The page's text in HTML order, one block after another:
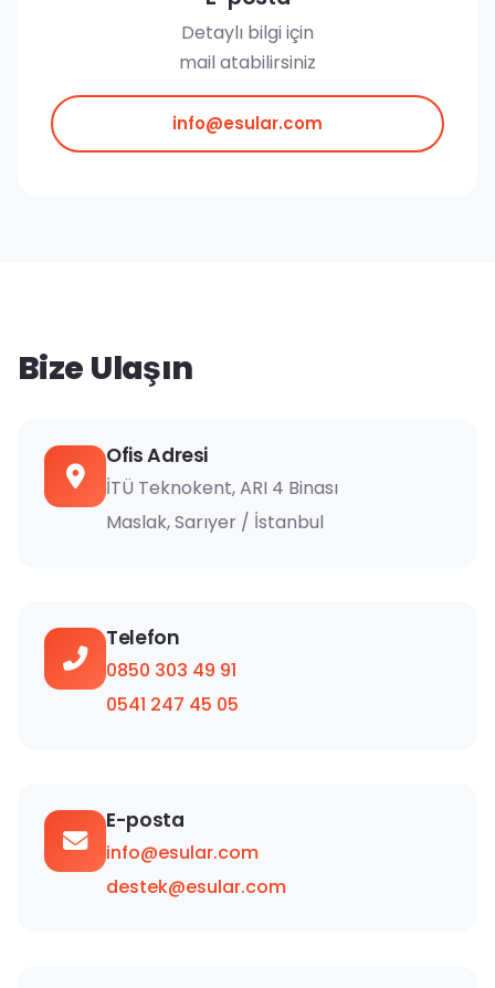
Detaylı bilgi için
mail atabilirsiniz
info@esular.com
Bize Ulaşın
Ofis Adresi
İTÜ Teknokent, ARI 4 Binası
Maslak, Sarıyer / İstanbul
Telefon
0850 303 49 91
0541 247 45 05
E-posta
info@esular.com
destek@esular.com